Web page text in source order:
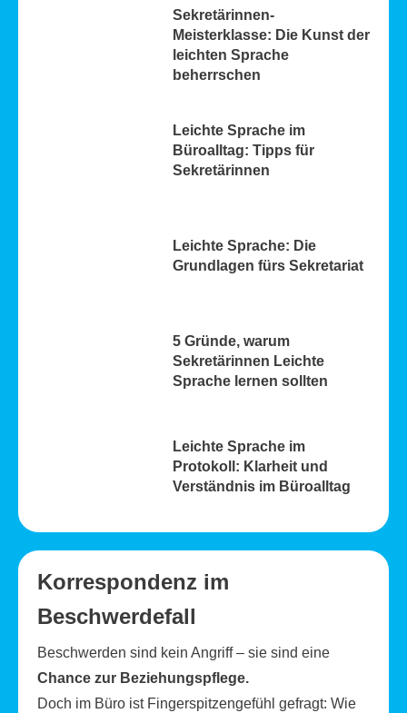
Sekretärinnen-
Meisterklasse: Die Kunst der
leichten Sprache
beherrschen
Leichte Sprache im
Büroalltag: Tipps für
Sekretärinnen
Leichte Sprache: Die
Grundlagen fürs Sekretariat
5 Gründe, warum
Sekretärinnen Leichte
Sprache lernen sollten
Leichte Sprache im
Protokoll: Klarheit und
Verständnis im Büroalltag
Korrespondenz im
Beschwerdefall
Beschwerden sind kein Angriff – sie sind eine
Chance zur Beziehungspflege.
Doch im Büro ist Fingerspitzengefühl gefragt: Wie